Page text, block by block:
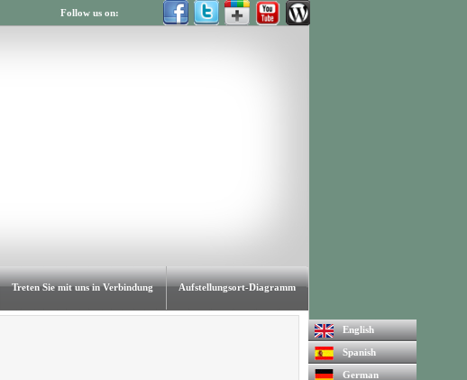
Treten Sie mit uns in Verbindung Aufstellungsort-Diagramm
English
Spanish
German
Follow us on: